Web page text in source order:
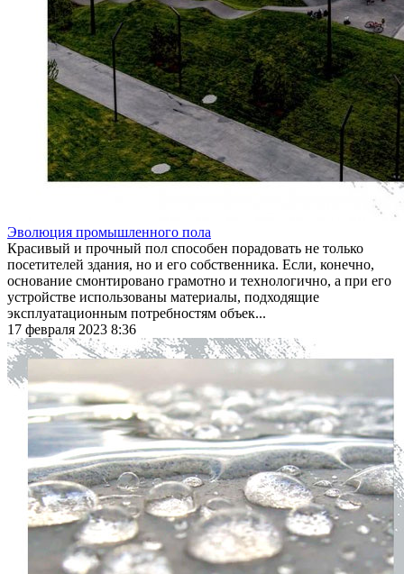
Эволюция промышленного пола
Красивый и прочный пол способен порадовать не только
посетителей здания, но и его собственника. Если, конечно,
основание смонтировано грамотно и технологично, а при его
устройстве использованы материалы, подходящие
эксплуатационным потребностям объек...
17 февраля 2023 8:36